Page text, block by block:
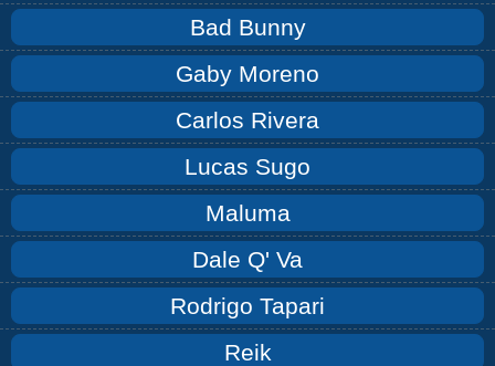
Bad Bunny
Gaby Moreno
Carlos Rivera
Lucas Sugo
Maluma
Dale Q' Va
Rodrigo Tapari
Reik